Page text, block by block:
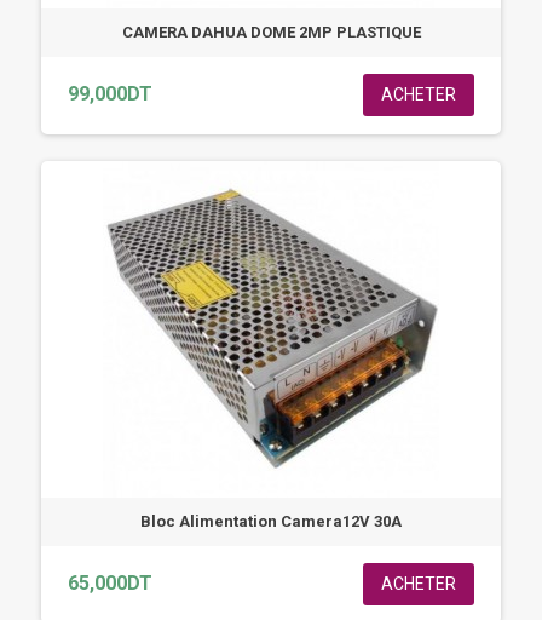
CAMERA DAHUA DOME 2MP PLASTIQUE
99,000DT ACHETER
Bloc Alimentation Camera12V 30A
65,000DT ACHETER